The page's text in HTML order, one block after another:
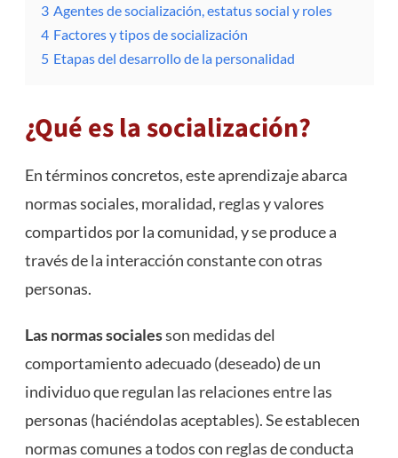
3 Agentes de socialización, estatus social y roles
4 Factores y tipos de socialización
5 Etapas del desarrollo de la personalidad
¿Qué es la socialización?
En términos concretos, este aprendizaje abarca
normas sociales, moralidad, reglas y valores
compartidos por la comunidad, y se produce a
través de la interacción constante con otras
personas.
Las normas socialesson medidas del
comportamiento adecuado (deseado) de un
individuo que regulan las relaciones entre las
personas (haciéndolas aceptables). Se establecen
normas comunes a todos con reglas de conducta